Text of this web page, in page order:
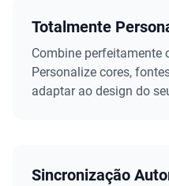
Totalmente
Combine perfeitamente
Personalize cores,
adaptar ao design do
Sincronização